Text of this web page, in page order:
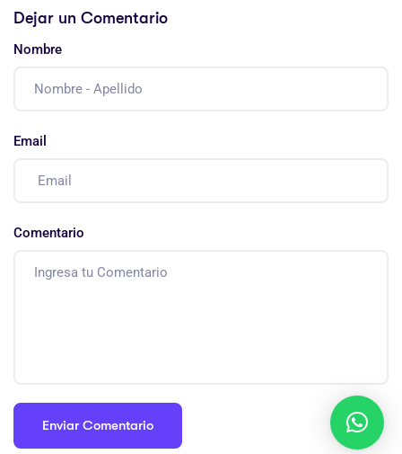
AMPP)?
Dejar un Comentario
Nombre
Email
Comentario